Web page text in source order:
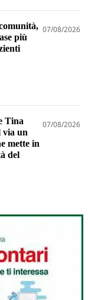
più
07/08/2026
Tina
via un
mette in
del
07/08/2026